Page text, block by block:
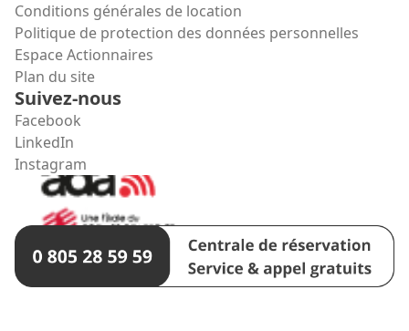
Conditions générales de location
Politique de protection des données personnelles
Espace Actionnaires
Plan du site
Suivez-nous
Facebook
LinkedIn
Instagram